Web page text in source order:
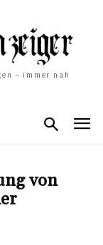
– immer nah
von